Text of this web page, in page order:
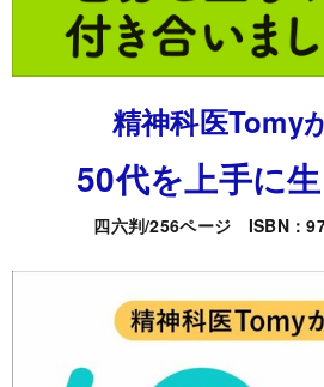
精神科医Tomy
50代を上手に
四六判/256ページ ISBN：